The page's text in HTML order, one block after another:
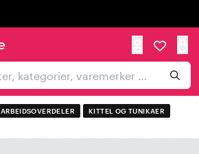
ARBEIDSOVERDELER KITTEL OG TUNIKAER